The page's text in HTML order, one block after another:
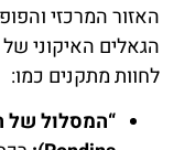
האזור המרכזי
הגאלים האיקוני
לחוות מתקנים כמו: